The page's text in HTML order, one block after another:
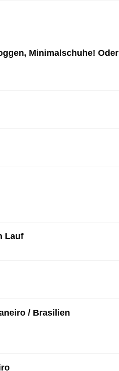
Minimalschuhe! Oder
Lauf
/ Brasilien